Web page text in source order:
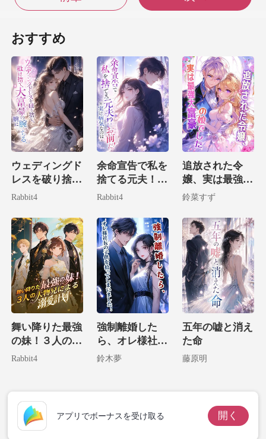
へと足を踏
不安に襲われた。彼女は思わず
足を止め、彼女が怖がって
いの
指で彼
おすすめ
ウェディングド
レスを破り捨
て、私は大富豪
Rabbit4
余命宣告で私を
捨てる元夫！？
実は病気なのは
Rabbit4
追放された令
嬢、実は最強大
富豪の娘でした
鈴菜すず
舞い降りた最強
の妹！３人の大
物兄による溺愛
Rabbit4
強制離婚した
ら、オレ様社長
の子供を拾って
鈴木夢
五年の嘘と消え
た命
藤原明
アプリでボーナスを受け取る 開く